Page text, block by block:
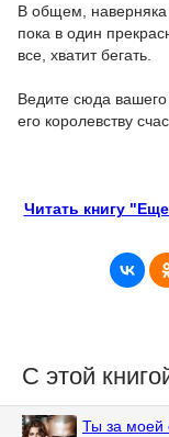
В общем, наверняка
пока в один
все, хватит бегать.
Ведите сюда
его королевству
Читать книгу
С этой
Ты за моей